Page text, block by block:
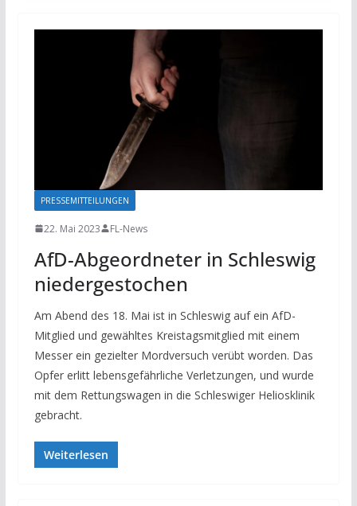
PRESSEMITTEILUNGEN
22. Mai 2023 FL-News
AfD-Abgeordneter in Schleswig
niedergestochen
Am Abend des 18. Mai ist in Schleswig auf ein AfD-
Mitglied und gewähltes Kreistagsmitglied mit einem
Messer ein gezielter Mordversuch verübt worden. Das
Opfer erlitt lebensgefährliche Verletzungen, und wurde
mit dem Rettungswagen in die Schleswiger Heliosklinik
gebracht.
Weiterlesen